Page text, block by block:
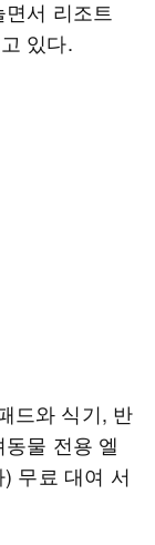
서 리조트
있다.
드와 식기, 반
물 전용 엘
) 무료 대여 서